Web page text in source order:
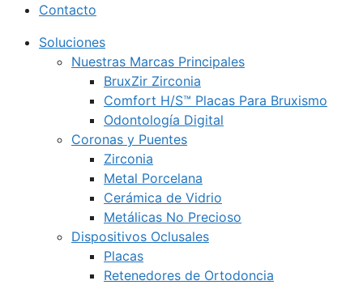
Contacto
Soluciones
Nuestras Marcas Principales
BruxZir Zirconia
Comfort H/S™ Placas Para Bruxismo
Odontología Digital
Coronas y Puentes
Zirconia
Metal Porcelana
Cerámica de Vidrio
Metálicas No Precioso
Dispositivos Oclusales
Placas
Retenedores de Ortodoncia